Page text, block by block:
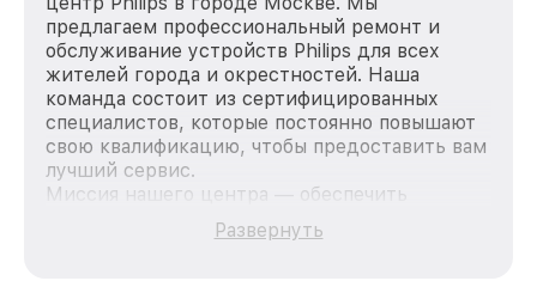
предлагаем профессиональный ремонт и
обслуживание устройств Philips для всех
жителей города и окрестностей. Наша
команда состоит из сертифицированных
специалистов, которые постоянно повышают
свою квалификацию, чтобы предоставить вам
лучший сервис.
Миссия нашего центра — обеспечить
качественный и доступный ремонт для
каждого пользователя продукции Philips, вне
Развернуть